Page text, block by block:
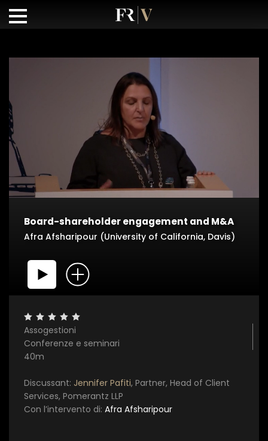
Board-shareholder engagement and M&A
Afra Afsharipour (University of California, Davis)
Assogestioni
Conferenze e seminari
40m
Discussant: Jennifer Pafiti, Partner, Head of Client
Services, Pomerantz LLP
Con l’intervento di: Afra Afsharipour
Invia